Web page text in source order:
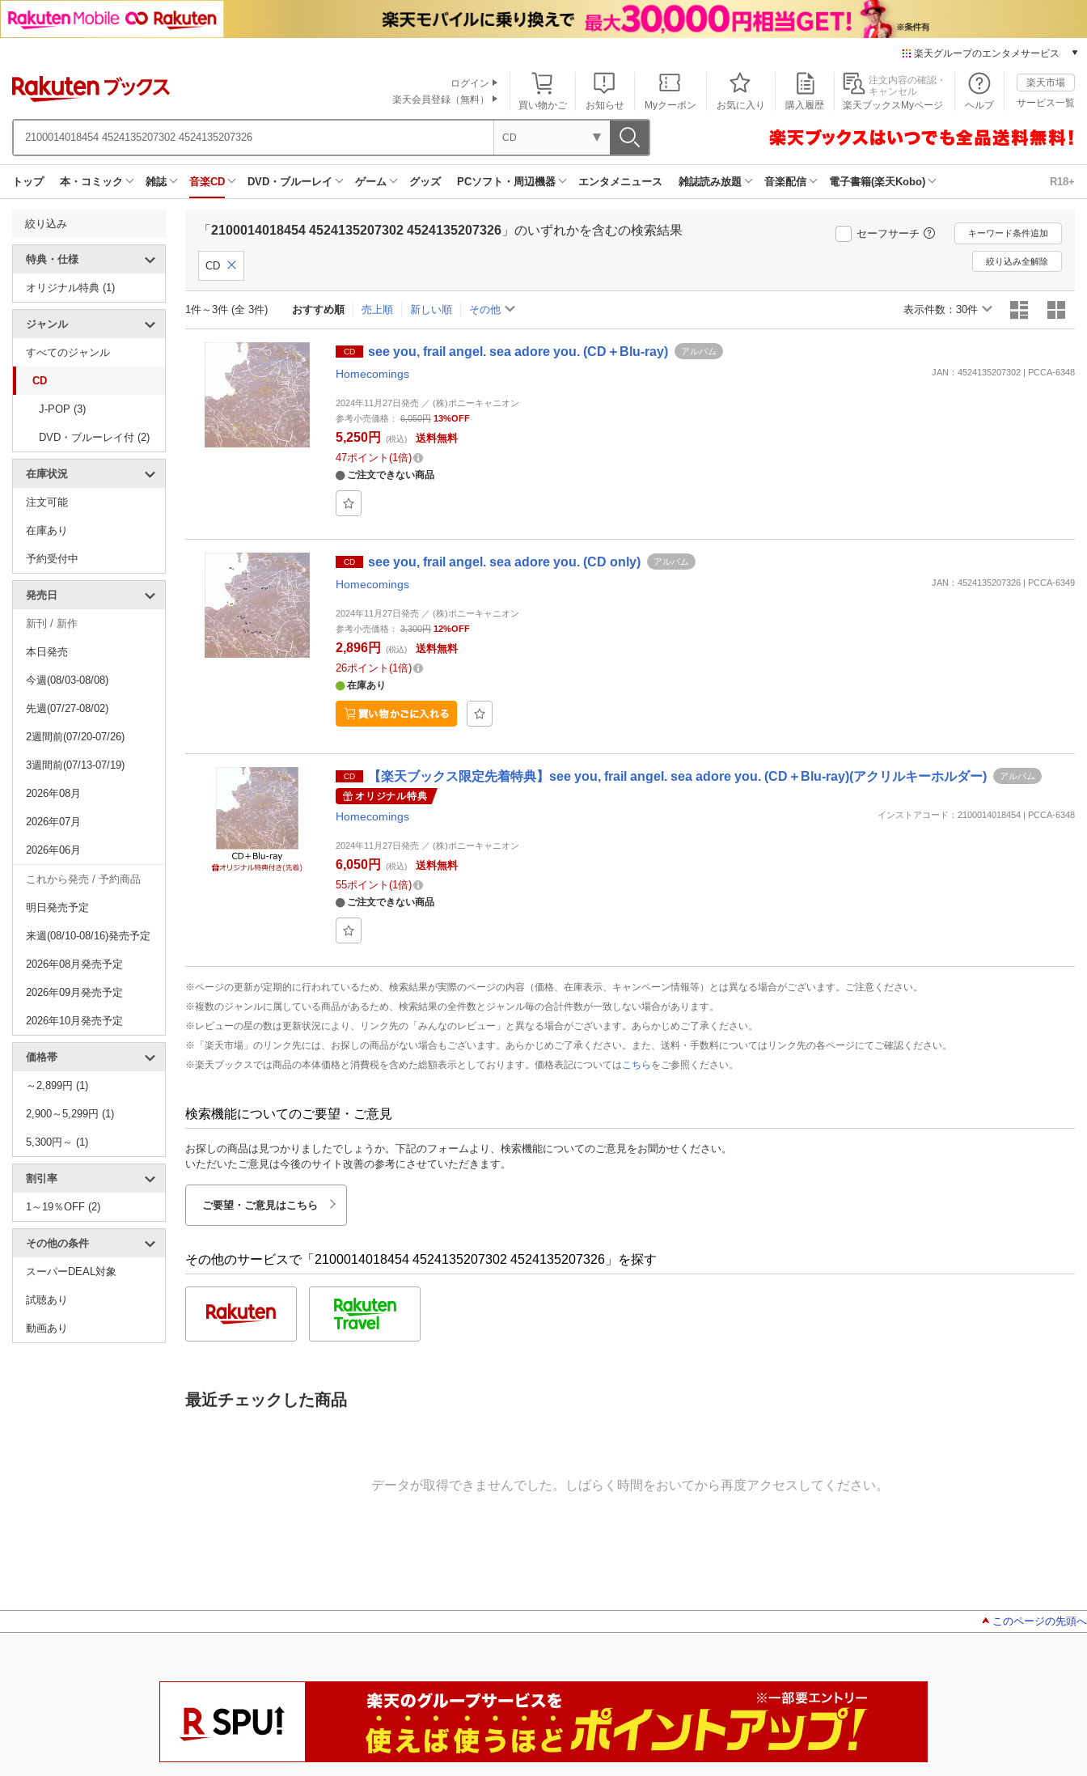
楽天グループのエンタメサービス
本/ゲーム/CD/DVD
楽天ブックス
楽天Kobo
動画配信
楽天TV
動画配信ガイド
無料テレビ
買い物かご お知らせ Myクーポン お気に入り 購入履歴
注文内容の確認・
キャンセル
楽天ブックスMyページ
ヘルプ
楽天市場
サービス一覧
ログイン
楽天会員登録（無料）
CD
トップ 本・コミック 雑誌 音楽CD DVD・ブルーレイ ゲーム グッズ PCソフト・周辺機器 エンタメニュース 雑誌読み放題 音楽配信 電子書籍(楽天Kobo) R18+
絞り込み
特典・仕様
オリジナル特典 (1)
ジャンル
すべてのジャンル
CD
J-POP (3)
DVD・ブルーレイ付 (2)
在庫状況
注文可能
在庫あり
予約受付中
発売日
新刊 / 新作
本日発売
今週(08/03-08/08)
先週(07/27-08/02)
2週間前(07/20-07/26)
3週間前(07/13-07/19)
2026年08月
2026年07月
2026年06月
これから発売 / 予約商品
明日発売予定
来週(08/10-08/16)発売予定
2026年08月発売予定
2026年09月発売予定
2026年10月発売予定
価格帯
～2,899円 (1)
2,900～5,299円 (1)
5,300円～ (1)
割引率
1～19％OFF (2)
その他の条件
スーパーDEAL対象
試聴あり
動画あり
「 2100014018454 4524135207302 4524135207326 」のいずれかを含むの検索結果 セーフサーチ キーワード条件追加
CD 絞り込み全解除
1件～3件 (全 3件) おすすめ順 売上順 新しい順 その他 表示件数： 30件
CD see you, frail angel. sea adore you. (CD＋Blu-ray) アルバム
Homecomings JAN：4524135207302 | PCCA-6348
2024年11月27日発売 ／ (株)ポニーキャニオン
参考小売価格：
6,050円 13%OFF
5,250円 (税込)
送料無料
47ポイント 1倍
ご注文できない商品
CD see you, frail angel. sea adore you. (CD only) アルバム
Homecomings JAN：4524135207326 | PCCA-6349
2024年11月27日発売 ／ (株)ポニーキャニオン
参考小売価格：
3,300円 12%OFF
2,896円 (税込)
送料無料
26ポイント 1倍
在庫あり
CD 【楽天ブックス限定先着特典】see you, frail angel. sea adore you. (CD＋Blu-ray)(アクリルキーホルダー) アルバム
オリジナル特典
Homecomings インストアコード：2100014018454 | PCCA-6348
2024年11月27日発売 ／ (株)ポニーキャニオン
6,050円 (税込)
送料無料
55ポイント 1倍
ご注文できない商品
※ページの更新が定期的に行われているため、検索結果が実際のページの内容（価格、在庫表示、キャンペーン情報等）とは異なる場合がございます。ご注意ください。
※複数のジャンルに属している商品があるため、検索結果の全件数とジャンル毎の合計件数が一致しない場合があります。
※レビューの星の数は更新状況により、リンク先の「みんなのレビュー」と異なる場合がございます。あらかじめご了承ください。
※「楽天市場」のリンク先には、お探しの商品がない場合もございます。あらかじめご了承ください。また、送料・手数料についてはリンク先の各ページにてご確認ください。
※楽天ブックスでは商品の本体価格と消費税を含めた総額表示としております。価格表記については こちら をご参照ください。
検索機能についてのご要望・ご意見
お探しの商品は見つかりましたでしょうか。下記のフォームより、検索機能についてのご意見をお聞かせください。
いただいたご意見は今後のサイト改善の参考にさせていただきます。
ご要望・ご意見はこちら
その他のサービスで「2100014018454 4524135207302 4524135207326」を探す
最近チェックした商品
データが取得できませんでした。しばらく時間をおいてから再度アクセスしてください。
このページの先頭へ